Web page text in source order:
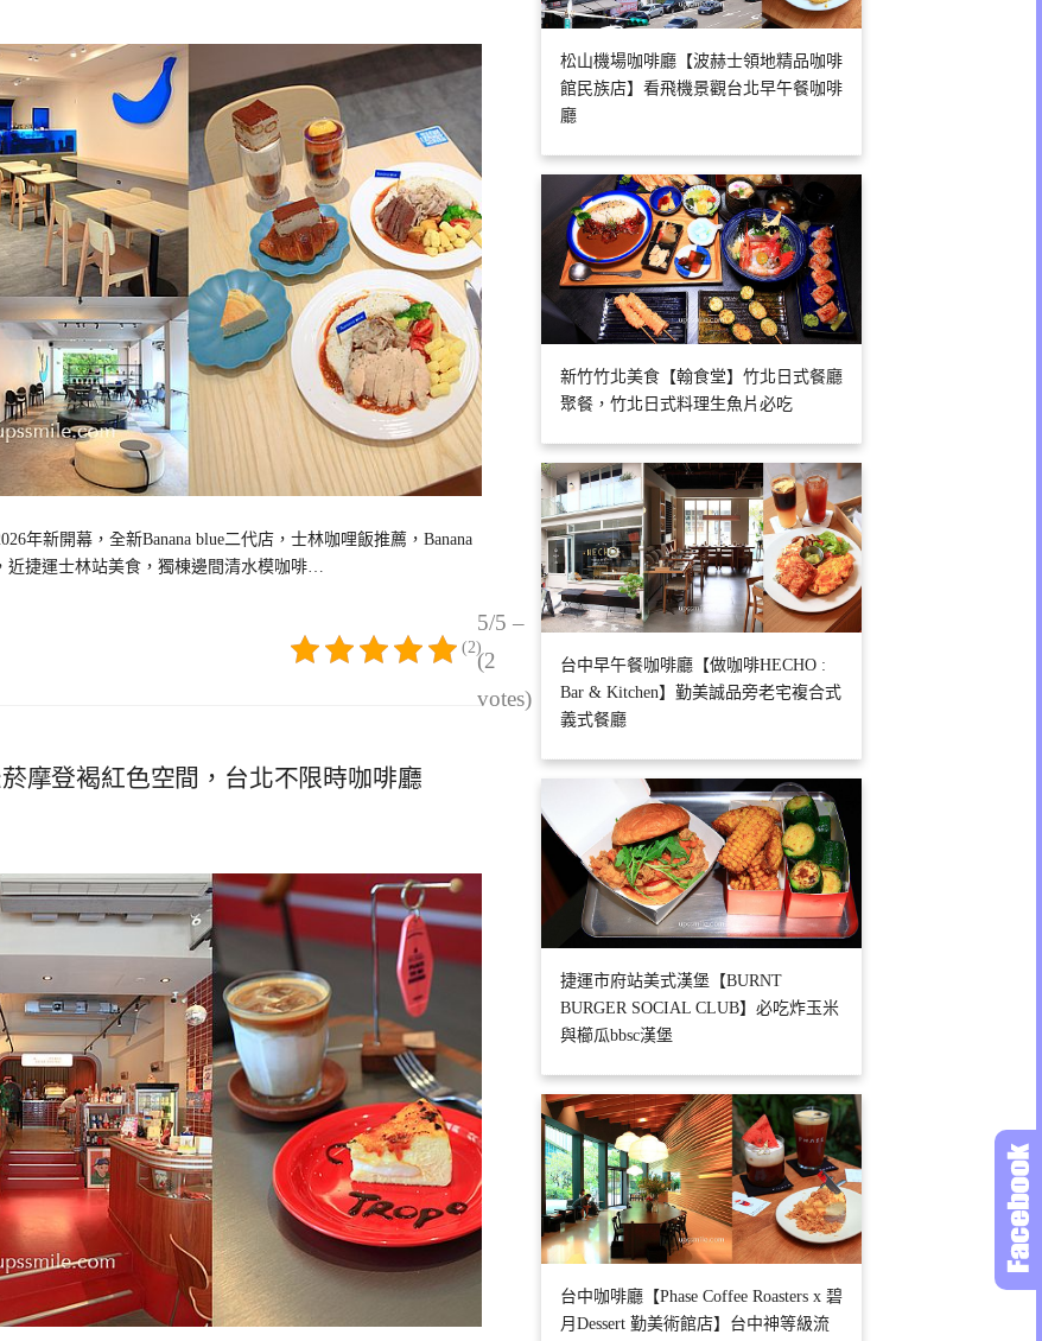
年新開幕，全新Banana blue二代店，士林咖哩飯推薦，Banana
近捷運士林站美食，獨棟邊間清水模咖啡…
5/5 –
(2
votes)
(2)
摩登褐紅色空間，台北不限時咖啡廳
松山機場咖啡廳【波赫士領地精品咖啡
館民族店】看飛機景觀台北早午餐咖啡
廳
新竹竹北美食【翰食堂】竹北日式餐廳
聚餐，竹北日式料理生魚片必吃
台中早午餐咖啡廳【做咖啡HECHO :
Bar & Kitchen】勤美誠品旁老宅複合式
義式餐廳
捷運市府站美式漢堡【BURNT
BURGER SOCIAL CLUB】必吃炸玉米
與櫛瓜bbsc漢堡
台中咖啡廳【Phase Coffee Roasters x 碧
月Dessert 勤美術館店】台中神等級流